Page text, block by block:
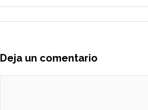
Deja un comentario